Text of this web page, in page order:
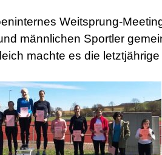
Weitsprung-
männlichen Sportler
machte es die